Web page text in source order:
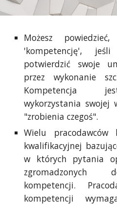
Możesz
'kompetencję',
potwierdzić swoje
przez wykonanie
Kompetencja
wykorzystania swojej
"zrobienia czegoś".
Wielu
kwalifikacyjnej
w których pytania
zgromadzonych
kompetencji.
kompetencji